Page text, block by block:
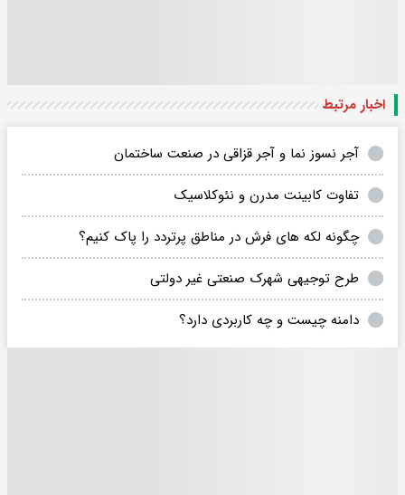
اخبار مرتبط
آجر نسوز نما و آجر قزاقی در صنعت ساختمان
تفاوت کابینت مدرن و نئوکلاسیک
چگونه لکه های فرش در مناطق پرتردد را پاک کنیم؟
طرح توجیهی شهرک صنعتی غیر دولتی
دامنه چیست و چه کاربردی دارد؟